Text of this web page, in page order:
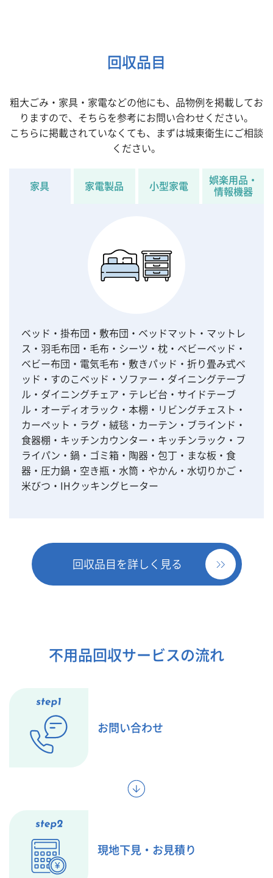
回収品目
粗大ごみ・家具・家電などの他にも、品物例を掲載してお
りますので、そちらを参考にお問い合わせください。
こちらに掲載されていなくても、まずは城東衛生にご相談
ください。
家具 家電製品 小型家電
娯楽用品・
情報機器
ベッド・掛布団・敷布団・ベッドマット・マットレ
ス・羽毛布団・毛布・シーツ・枕・ベビーベッド・
ベビー布団・電気毛布・敷きパッド・折り畳み式ベ
ッド・すのこベッド・ソファー・ダイニングテーブ
ル・ダイニングチェア・テレビ台・サイドテーブ
ル・オーディオラック・本棚・リビングチェスト・
カーペット・ラグ・絨毯・カーテン・ブラインド・
食器棚・キッチンカウンター・キッチンラック・フ
ライパン・鍋・ゴミ箱・陶器・包丁・まな板・食
器・圧力鍋・空き瓶・水筒・やかん・水切りかご・
米びつ・IHクッキングヒーター
回収品目を詳しく見る
不用品回収サービスの流れ
お問い合わせ
現地下見・お見積り